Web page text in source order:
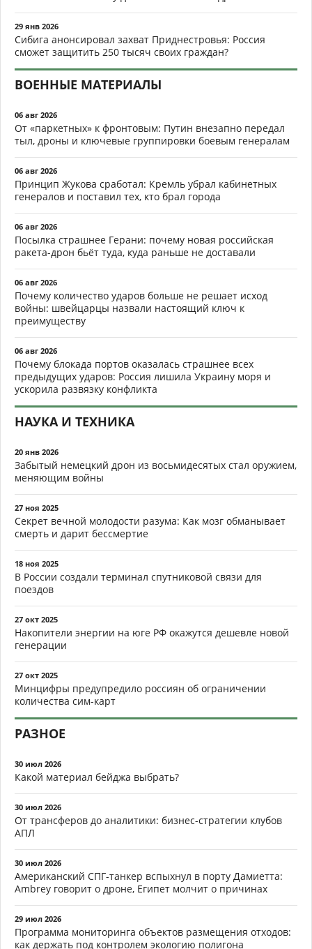
29 янв 2026
Сибига анонсировал захват Приднестровья: Россия
сможет защитить 250 тысяч своих граждан?
ВОЕННЫЕ МАТЕРИАЛЫ
06 авг 2026
От «паркетных» к фронтовым: Путин внезапно передал
тыл, дроны и ключевые группировки боевым генералам
06 авг 2026
Принцип Жукова сработал: Кремль убрал кабинетных
генералов и поставил тех, кто брал города
06 авг 2026
Посылка страшнее Герани: почему новая российская
ракета-дрон бьёт туда, куда раньше не доставали
06 авг 2026
Почему количество ударов больше не решает исход
войны: швейцарцы назвали настоящий ключ к
преимуществу
06 авг 2026
Почему блокада портов оказалась страшнее всех
предыдущих ударов: Россия лишила Украину моря и
ускорила развязку конфликта
НАУКА И ТЕХНИКА
20 янв 2026
Забытый немецкий дрон из восьмидесятых стал оружием,
меняющим войны
27 ноя 2025
Секрет вечной молодости разума: Как мозг обманывает
смерть и дарит бессмертие
18 ноя 2025
В России создали терминал спутниковой связи для
поездов
27 окт 2025
Накопители энергии на юге РФ окажутся дешевле новой
генерации
27 окт 2025
Минцифры предупредило россиян об ограничении
количества сим-карт
РАЗНОЕ
30 июл 2026
Какой материал бейджа выбрать?
30 июл 2026
От трансферов до аналитики: бизнес-стратегии клубов
АПЛ
30 июл 2026
Американский СПГ-танкер вспыхнул в порту Дамиетта:
Ambrey говорит о дроне, Египет молчит о причинах
29 июл 2026
Программа мониторинга объектов размещения отходов:
как держать под контролем экологию полигона